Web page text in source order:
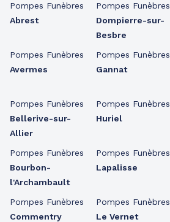
Pompes Funèbres
Abrest
Pompes Funèbres
Avermes
Pompes Funèbres
Bellerive-sur-
Allier
Pompes Funèbres
Bourbon-
l'Archambault
Pompes Funèbres
Commentry
Pompes Funèbres
Dompierre-sur-
Besbre
Pompes Funèbres
Gannat
Pompes Funèbres
Huriel
Pompes Funèbres
Lapalisse
Pompes Funèbres
Le Vernet